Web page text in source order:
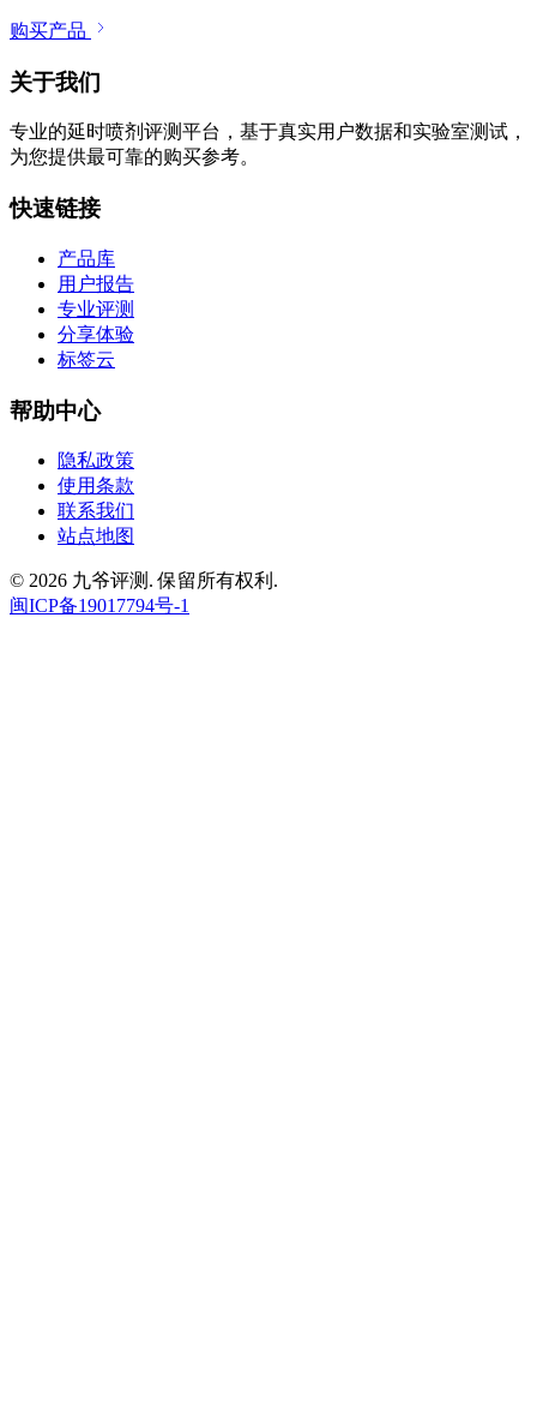
购买产品
关于我们
专业的延时喷剂评测平台，基于真实用户数据和实验室测试，
为您提供最可靠的购买参考。
快速链接
产品库
用户报告
专业评测
分享体验
标签云
帮助中心
隐私政策
使用条款
联系我们
站点地图
© 2026 九爷评测. 保留所有权利.
闽ICP备19017794号-1